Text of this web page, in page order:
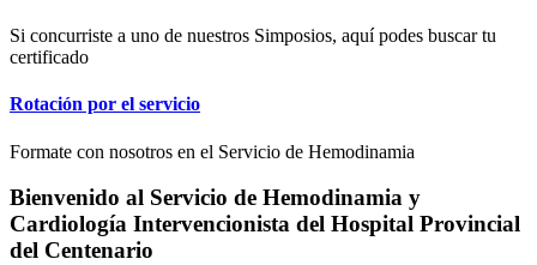
Si concurriste a uno de nuestros Simposios, aquí podes buscar tu
certificado
Rotación por el servicio
Formate con nosotros en el Servicio de Hemodinamia
Bienvenido al Servicio de Hemodinamia y
Cardiología Intervencionista del Hospital Provincial
del Centenario